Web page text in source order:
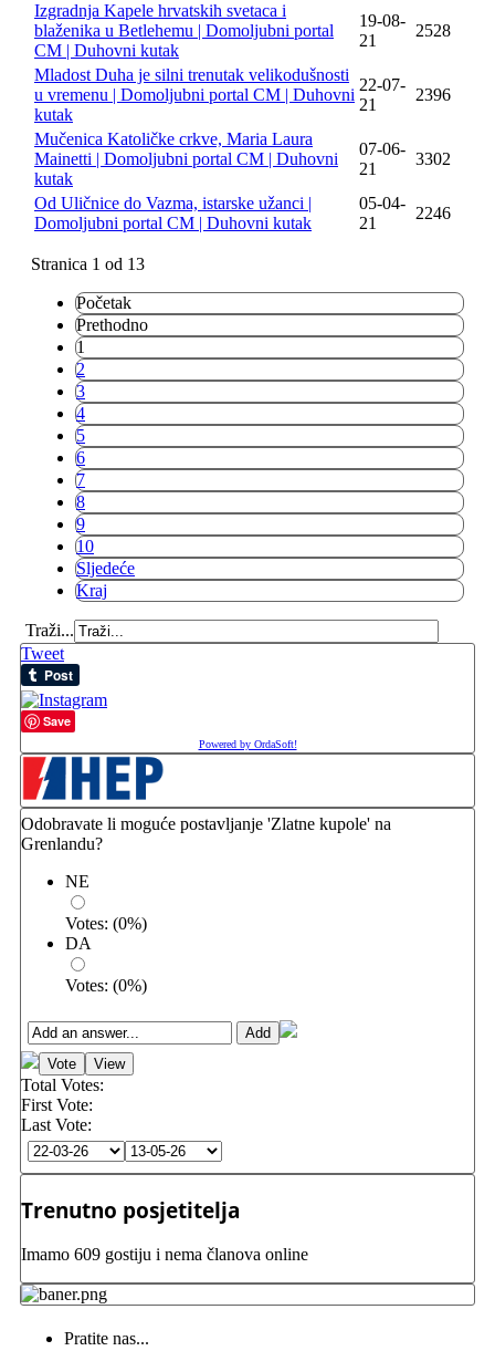
Izgradnja Kapele hrvatskih svetaca i
blaženika u Betlehemu | Domoljubni portal
CM | Duhovni kutak
19-08-
21
2528
Mladost Duha je silni trenutak velikodušnosti
u vremenu | Domoljubni portal CM | Duhovni
kutak
22-07-
21
2396
Mučenica Katoličke crkve, Maria Laura
Mainetti | Domoljubni portal CM | Duhovni
kutak
07-06-
21
3302
Od Uličnice do Vazma, istarske užanci |
Domoljubni portal CM | Duhovni kutak
05-04-
21
2246
Stranica 1 od 13
Početak
Prethodno
1
2
3
4
5
6
7
8
9
10
Sljedeće
Kraj
Traži...
Tweet
Save
Powered by OrdaSoft!
Odobravate li moguće postavljanje 'Zlatne kupole' na
Grenlandu?
NE
Votes: (0%)
DA
Votes: (0%)
Total Votes:
First Vote:
Last Vote:
Trenutno posjetitelja
Imamo 609 gostiju i nema članova online
Pratite nas...